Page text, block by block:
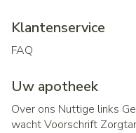
Klantenservice
FAQ
Uw apotheek
Over ons Nuttige links
wachtVoorschrift